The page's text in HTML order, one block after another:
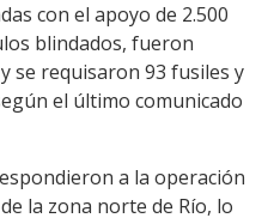
con el apoyo de 2.500
blindados, fueron
se requisaron 93 fusiles y
el último comunicado
a la operación
la zona norte de Río, lo